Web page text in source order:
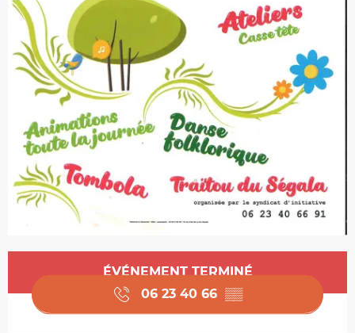
Ouverture et coordonnées
ÉVÉNEMENT TERMINÉ
06 23 40 66 ▒▒